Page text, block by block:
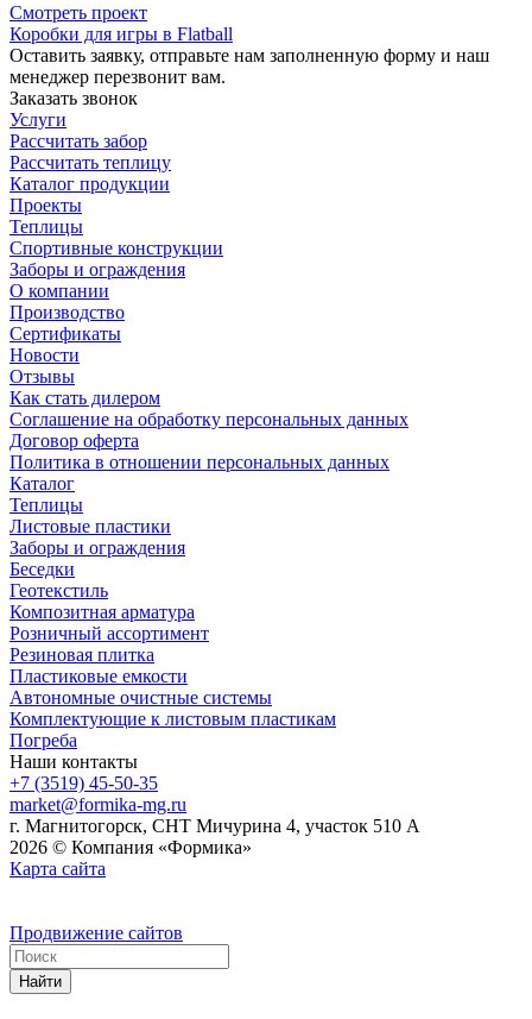
Смотреть проект
Коробки для игры в Flatball
Оставить заявку, отправьте нам заполненную форму и наш
менеджер перезвонит вам.
Заказать звонок
Услуги
Рассчитать забор
Рассчитать теплицу
Каталог продукции
Проекты
Теплицы
Спортивные конструкции
Заборы и ограждения
О компании
Производство
Сертификаты
Новости
Отзывы
Как стать дилером
Соглашение на обработку персональных данных
Договор оферта
Политика в отношении персональных данных
Каталог
Теплицы
Листовые пластики
Заборы и ограждения
Беседки
Геотекстиль
Композитная арматура
Розничный ассортимент
Резиновая плитка
Пластиковые емкости
Автономные очистные системы
Комплектующие к листовым пластикам
Погреба
Наши контакты
+7 (3519) 45-50-35
market@formika-mg.ru
г. Магнитогорск, СНТ Мичурина 4, участок 510 А
2026 © Компания «Формика»
Карта сайта
Продвижение сайтов
Найти